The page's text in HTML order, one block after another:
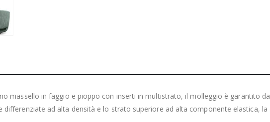
massello in faggio e pioppo con inserti in multistrato, il molleggio è garantito
ad alta densità e lo strato superiore ad alta componente elastica,